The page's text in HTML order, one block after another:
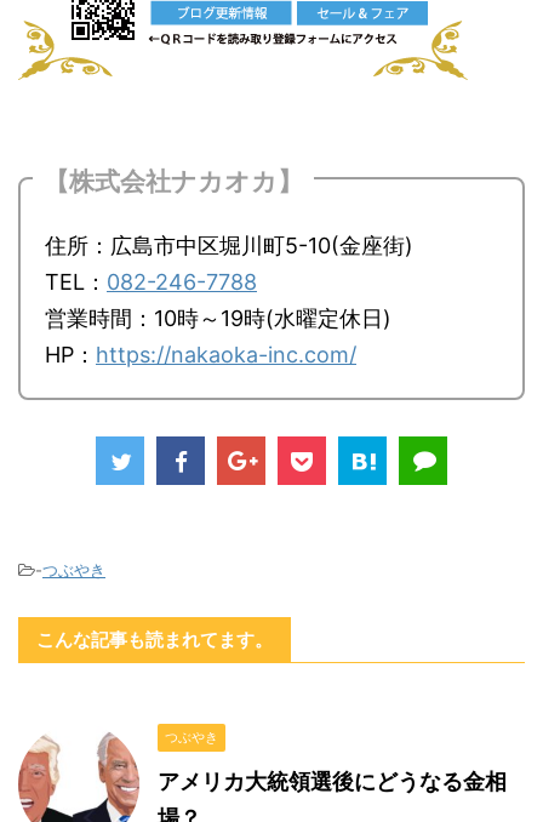
【株式会社ナカオカ】
住所：広島市中区堀川町5-10(金座街)
TEL： 082-246-7788
営業時間：10時～19時(水曜定休日)
HP： https://nakaoka-inc.com/
-つぶやき
こんな記事も読まれてます。
つぶやき
アメリカ大統領選後にどうなる金相